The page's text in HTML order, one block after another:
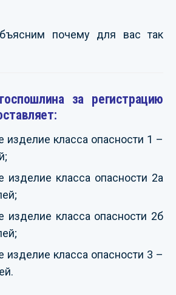
почему для вас так
за регистрацию
изделие класса опасности 1 –
изделие класса опасности 2а
изделие класса опасности 2б
изделие класса опасности 3 –